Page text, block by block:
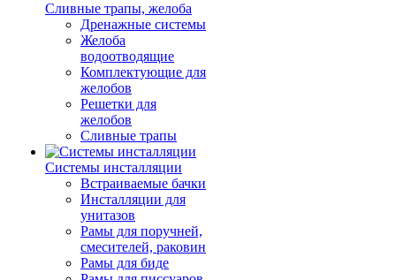
Сливные трапы, желоба
Дренажные системы
Желоба
водоотводящие
Комплектующие для
желобов
Решетки для
желобов
Сливные трапы
Системы инсталляции
Встраиваемые бачки
Инсталляции для
унитазов
Рамы для поручней,
смесителей, раковин
Рамы для биде